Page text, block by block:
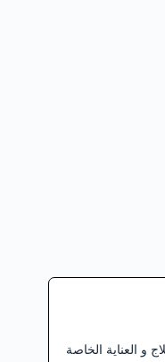
العناية الخاصة